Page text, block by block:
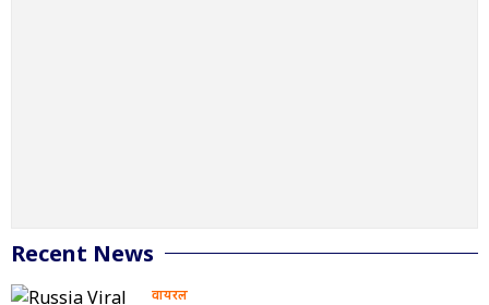
Recent News
वायरल